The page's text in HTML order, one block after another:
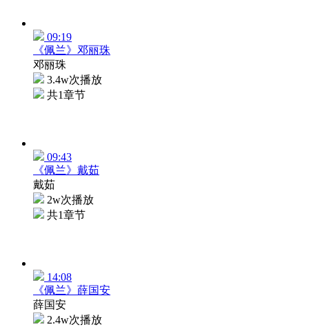
09:19
《佩兰》邓丽珠
邓丽珠
3.4w次播放
共1章节
09:43
《佩兰》戴茹
戴茹
2w次播放
共1章节
14:08
《佩兰》薛国安
薛国安
2.4w次播放